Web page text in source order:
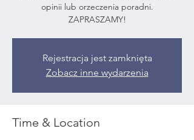
opinii lub orzeczenia poradni.
ZAPRASZAMY!
Rejestracja jest zamknięta
Zobacz inne wydarzenia
Time & Location